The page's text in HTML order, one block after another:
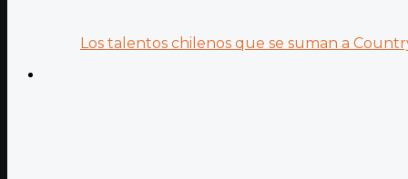
Los talentos chilenos que se suman a